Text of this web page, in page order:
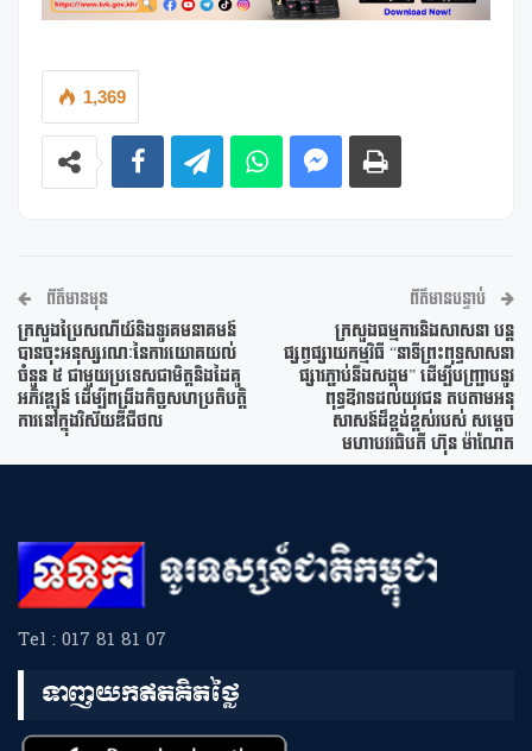
1,369
ព័ត៌មានមុន
ក្រសួងប្រៃសណីយ៍និងទូរគមនាគមន៍
បានចុះអនុស្សរណៈនៃការយោគយល់
ចំនួន ៥ ជាមួយប្រទេសជាមិត្តនិងដៃគូ
អភិវឌ្ឍន៍ ដើម្បីពង្រឹងកិច្ចសហប្រតិបត្តិ
ការនៅក្នុងវិស័យឌីជីថល
ព័ត៌មានបន្ទាប់
ក្រសួងធម្មការនិងសាសនា បន្ត
ផ្សព្វផ្សាយកម្មវិធី “នាទីព្រះពុទ្ធសាសនា
ផ្សារភ្ជាប់នឹងសង្គម” ដើម្បីបញ្រ្ជាបនូវ
ពុទ្ធឱវាទដល់យុវជន តបតាមអនុ
សាសន៍ដ៏ខ្ពង់ខ្ពស់របស់ សម្តេច
មហាបវរធិបតី ហ៊ុន ម៉ាណែត
Tel : 017 81 81 07
ទាញយកឥតគិតថ្លៃ